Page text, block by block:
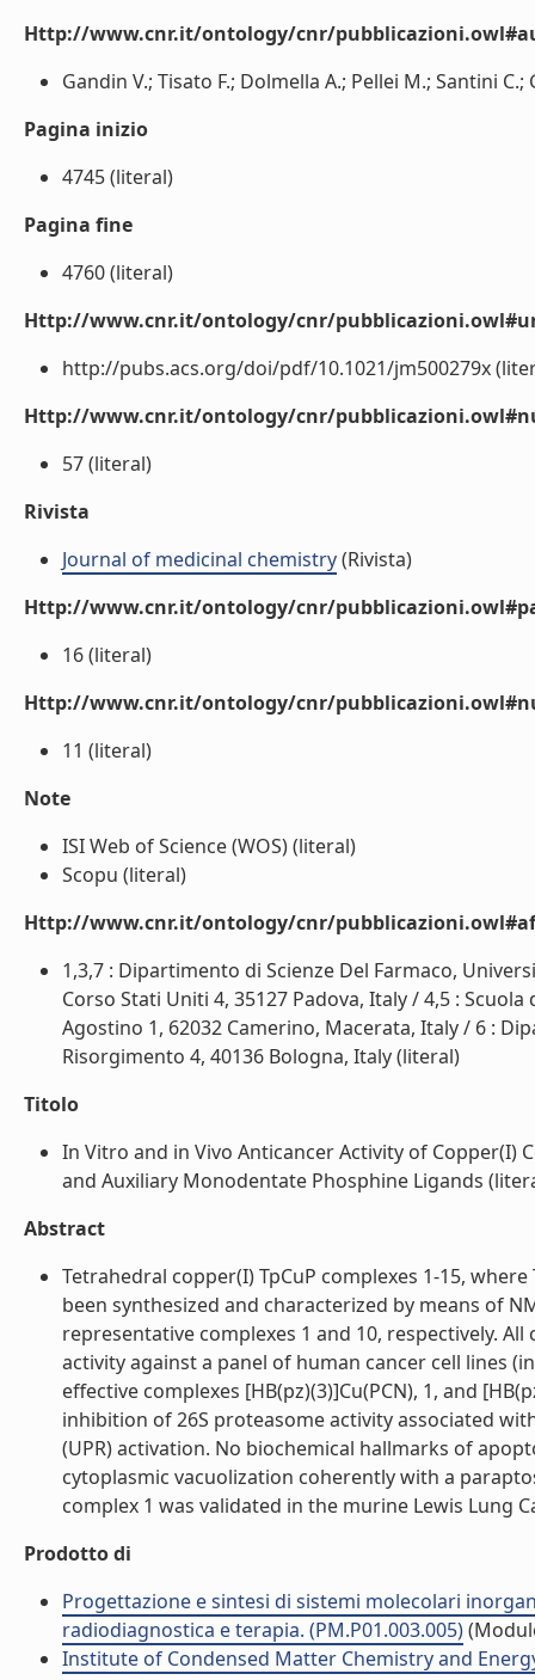
Http://www.cnr.it/ontology/cnr/
Gandin V.; Tisato F.; Dolmella A.; Pellei M.; Santini
Pagina inizio
4745 (literal)
Pagina fine
4760 (literal)
Http://www.cnr.it/ontology/cnr/
http://pubs.acs.org/doi/pdf/10.1021/jm500279x
Http://www.cnr.it/ontology/cnr/
57 (literal)
Rivista
Journal of medicinal chemistry(Rivista)
Http://www.cnr.it/ontology/cnr/
16 (literal)
Http://www.cnr.it/ontology/cnr/
11 (literal)
Note
ISI Web of Science (WOS) (literal)
Scopu (literal)
Http://www.cnr.it/ontology/cnr/
1,3,7 : Dipartimento di Scienze Del Farmaco,
Corso Stati Uniti 4, 35127 Padova, Italy / 4,5 :
Agostino 1, 62032 Camerino, Macerata, Italy / 6 :
Risorgimento 4, 40136 Bologna, Italy (literal)
Titolo
In Vitro and in Vivo Anticancer Activity of
and Auxiliary Monodentate Phosphine Ligands
Abstract
Tetrahedral copper(I) TpCuP complexes 1-15,
been synthesized and characterized by means of
representative complexes 1 and 10, respectively.
activity against a panel of human cancer cell lines
effective complexes [HB(pz)(3)]Cu(PCN), 1, and
inhibition of 26S proteasome activity associated
(UPR) activation. No biochemical hallmarks of
cytoplasmic vacuolization coherently with a
complex 1 was validated in the murine Lewis Lung
Prodotto di
Progettazione e sintesi di sistemi molecolari
radiodiagnostica e terapia. (PM.P01.003.005)
Institute of Condensed Matter Chemistry and